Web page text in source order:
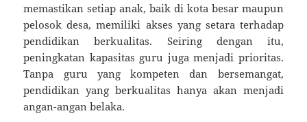
memastikan setiap anak, baik di kota besar maupun
pelosok desa, memiliki akses yang setara terhadap
pendidikan berkualitas. Seiring dengan itu,
peningkatan kapasitas guru juga menjadi prioritas.
Tanpa guru yang kompeten dan bersemangat,
pendidikan yang berkualitas hanya akan menjadi
angan-angan belaka.